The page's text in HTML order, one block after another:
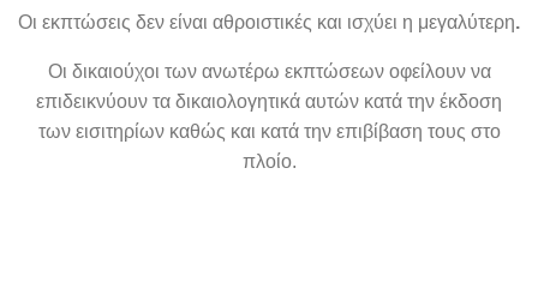
Οι εκπτώσεις δεν είναι αθροιστικές και ισχύει η μεγαλύτερη.
Οι δικαιούχοι των ανωτέρω εκπτώσεων οφείλουν να
επιδεικνύουν τα δικαιολογητικά αυτών κατά την έκδοση
των εισιτηρίων καθώς και κατά την επιβίβαση τους στο
πλοίο.